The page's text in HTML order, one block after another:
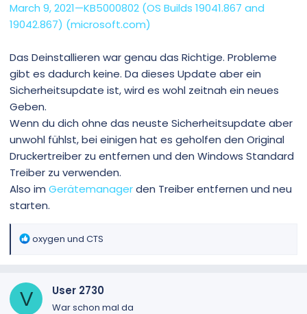
March 9, 2021—KB5000802 (OS Builds 19041.867 and
19042.867) (microsoft.com)
Das Deinstallieren war genau das Richtige. Probleme
gibt es dadurch keine. Da dieses Update aber ein
Sicherheitsupdate ist, wird es wohl zeitnah ein neues
Geben.
Wenn du dich ohne das neuste Sicherheitsupdate aber
unwohl fühlst, bei einigen hat es geholfen den Original
Druckertreiber zu entfernen und den Windows Standard
Treiber zu verwenden.
Also im Gerätemanagerden Treiber entfernen und neu
starten.
R
t
oxygen und CTS
V User 2730
War schon mal da